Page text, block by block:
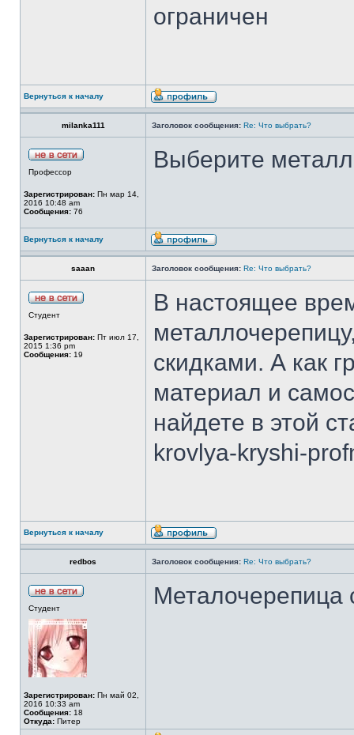
ограничен
Вернуться к началу
milanka111 Заголовок сообщения: Re: Что выбрать?
Профессор
Зарегистрирован: Пн мар 14,
2016 10:48 am
Сообщения: 76
Выберите
Вернуться к началу
saaan Заголовок сообщения: Re: Что выбрать?
Студент
Зарегистрирован: Пт июл 17,
2015 1:36 pm
Сообщения: 19
В настоящее
скидками. А как
материал и
найдете в этой
krovlya-kryshi-
Вернуться к началу
redbos Заголовок сообщения: Re: Что выбрать?
Студент
Зарегистрирован: Пн май 02,
2016 10:33 am
Сообщения: 18
Откуда: Питер